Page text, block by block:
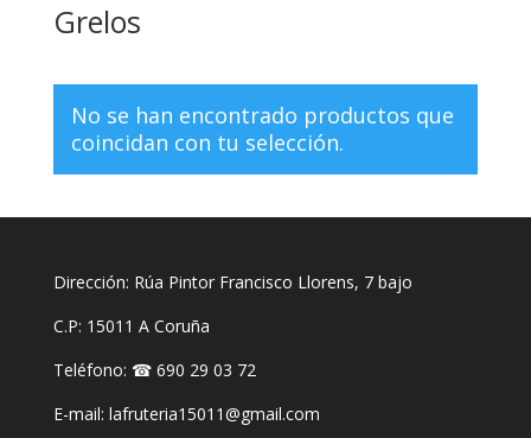
Grelos
No se han encontrado productos que
coincidan con tu selección.
Dirección: Rúa Pintor Francisco Llorens, 7 bajo
C.P: 15011 A Coruña
Teléfono: ☎ 690 29 03 72
E-mail: lafruteria15011@gmail.com